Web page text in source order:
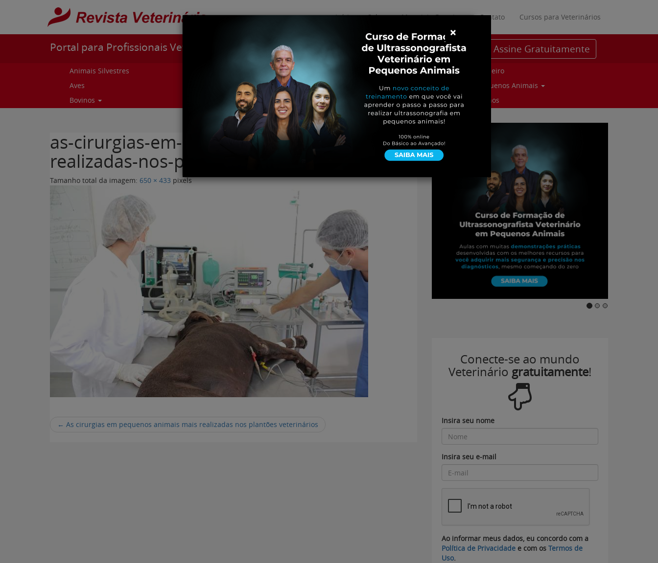
Pular para o conteúdo
Início Sobre Materiais Gratuitos Contato Cursos para Veterinários
Portal para Profissionais Veterinários Assine Gratuitamente
Animais Silvestres
Aves
Bovinos
Curiosidades
Cursos e Eventos
Entrevistas
Genética e Tecnologia
Parceiro
Pequenos Animais
Suinos
as-cirurgias-em-pequenos-animais-mais-
realizadas-nos-plantoes-veterinarios.jpg
Tamanho total da imagem: 650 × 433 pixels
← As cirurgias em pequenos animais mais realizadas nos plantões veterinários
Conecte-se ao mundo
Veterinário gratuitamente!
Insira seu nome
Insira seu e-mail
Ao informar meus dados, eu concordo com a
Política de Privacidade e com os Termos de
Uso.
×